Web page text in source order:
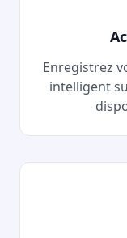
Enregistrez
intelligent